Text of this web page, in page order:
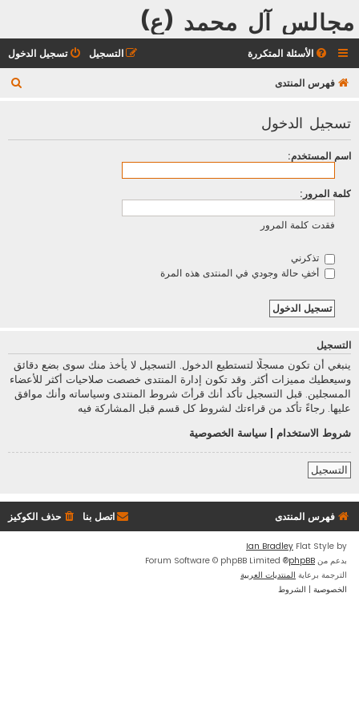
مجالس آل محمد (ع)
الأسئلة المتكررة تسجيل الدخول التسجيل
فهرس المنتدى
تسجيل الدخول
اسم المستخدم:
كلمة المرور:
فقدت كلمة المرور
تذكرني
أخفِ حالة وجودي في المنتدى هذه المرة
التسجيل
ينبغي أن تكون مسجلًا لتستطيع الدخول. التسجيل لا يأخذ منك سوى بضع دقائق
وسيعطيك مميزات أكثر. وقد تكون إدارة المنتدى خصصت صلاحيات أكثر للأعضاء
المسجلين. قبل التسجيل تأكد أنك قرأتَ شروط المنتدى وسياساته وأنك موافق
عليها. رجاءً تأكد من قراءتك لشروط كل قسم قبل المشاركة فيه
شروط الاستخدام
سياسة الخصوصية
التسجيل
فهرس المنتدى حذف الكوكيز اتصل بنا
Flat Style by
Ian Bradley
بدعم من phpBB
® Forum Software © phpBB Limited
الترجمة برعاية المنتديات العربية
الخصوصية | الشروط